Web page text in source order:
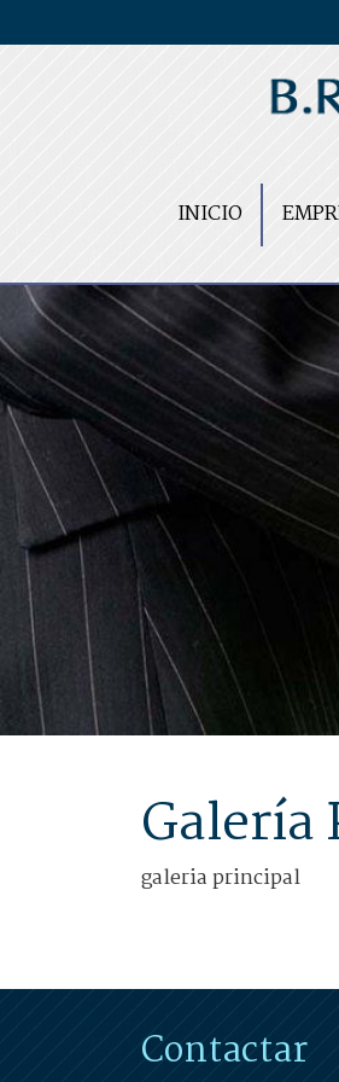
INICIO
Galería
galeria principal
Contactar